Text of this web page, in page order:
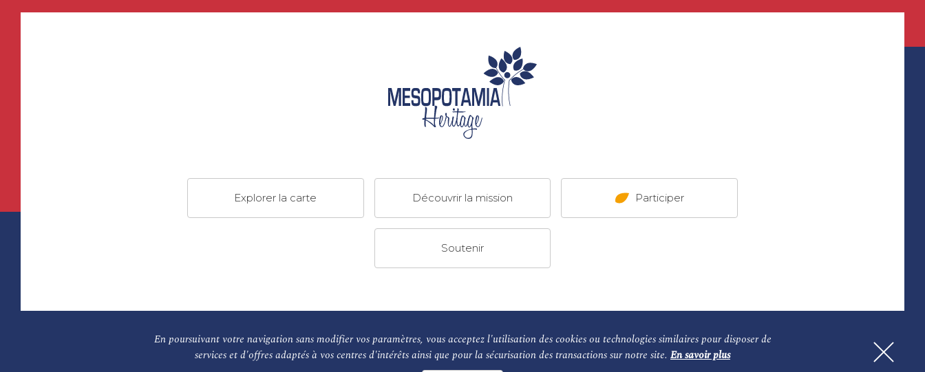
En poursuivant votre navigation sans modifier vos paramètres, vous acceptez l'utilisation des cookies ou technologies similaires pour disposer de
services et d'offres adaptés à vos centres d'intérêts ainsi que pour la sécurisation des transactions sur notre site. En savoir plus
Explorer la carte Découvrir la mission Participer
Soutenir
Mentions légales Nous contacter